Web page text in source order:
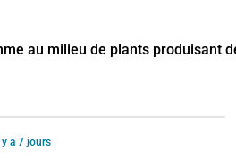
y a 7 jours